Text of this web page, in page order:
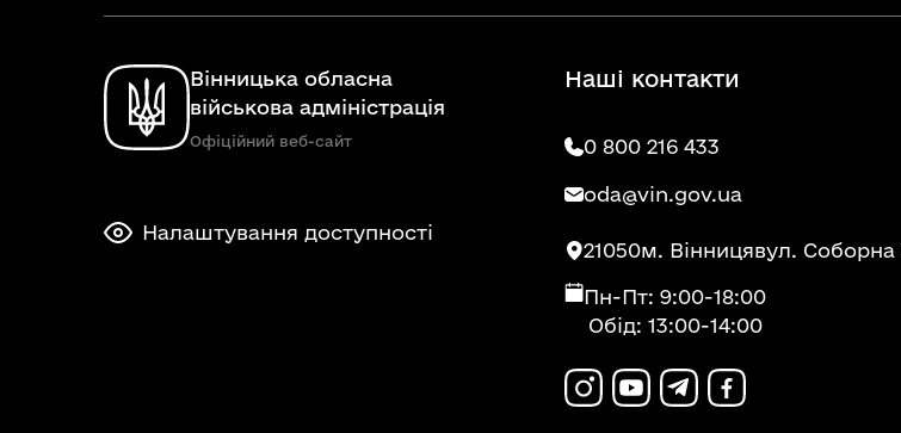
Вінницька обласна
військова адміністрація
Офіційний веб-сайт
Налаштування доступності
Наші контакти
0 800 216 433
oda@vin.gov.ua
21050м. Вінницявул. Соборна
Пн-Пт: 9:00-18:00
Обід: 13:00-14:00